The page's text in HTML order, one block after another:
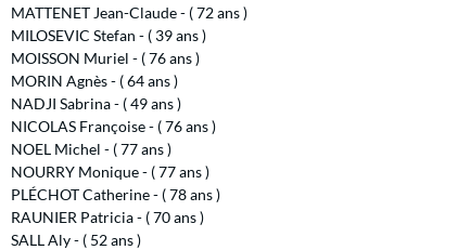
MATTENET Jean-Claude - ( 72 ans )
MILOSEVIC Stefan - ( 39 ans )
MOISSON Muriel - ( 76 ans )
MORIN Agnès - ( 64 ans )
NADJI Sabrina - ( 49 ans )
NICOLAS Françoise - ( 76 ans )
NOEL Michel - ( 77 ans )
NOURRY Monique - ( 77 ans )
PLÉCHOT Catherine - ( 78 ans )
RAUNIER Patricia - ( 70 ans )
SALL Aly - ( 52 ans )